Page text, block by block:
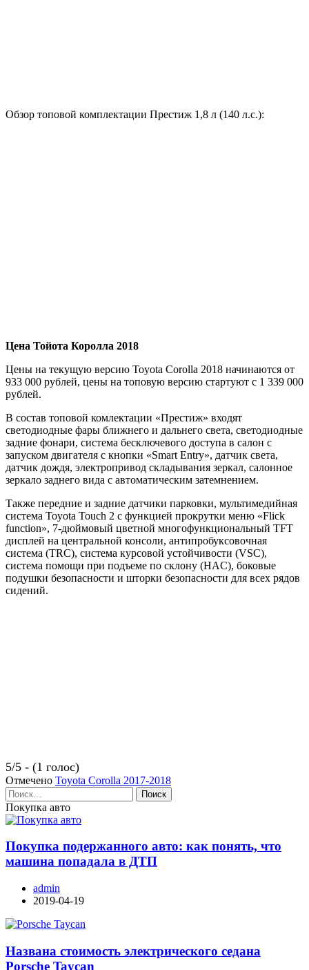
Обзор топовой комплектации Престиж 1,8 л (140 л.с.):
Цена Тойота Королла 2018
Цены на текущую версию Toyota Corolla 2018 начинаются от
933 000 рублей, цены на топовую версию стартуют с 1 339 000
рублей.
В состав топовой комлектации «Престиж» входят
светодиодные фары ближнего и дальнего света, светодиодные
задние фонари, система бесключевого доступа в салон с
запуском двигателя с кнопки «Smart Entry», датчик света,
датчик дождя, электропривод складывания зеркал, салонное
зеркало заднего вида с автоматическим затемнением.
Также передние и задние датчики парковки, мультимедийная
система Toyota Touch 2 с функцией прокрутки меню «Flick
function», 7-дюймовый цветной многофункциональный TFT
дисплей на центральной консоли, антипробуксовочная
система (TRC), система курсовой устойчивости (VSC),
система помощи при подъеме по склону (HAC), боковые
подушки безопасности и шторки безопасности для всех рядов
сидений.
5/5 - (1 голос)
Отмечено Toyota Corolla 2017-2018
Найти:
Покупка авто
Покупка подержанного авто: как понять, что
машина попадала в ДТП
admin
2019-04-19
Названа стоимость электрического седана
Porsche Taycan